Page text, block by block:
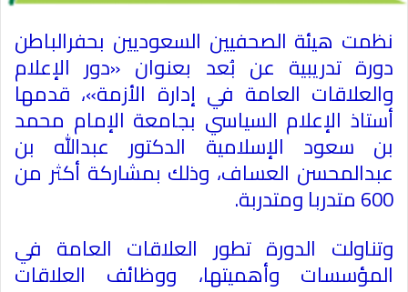
نظمت هيئة الصحفيين السعوديين بحفرالباطن
دورة تدريبية عن بُعد بعنوان «دور الإعلام
والعلاقات العامة في إدارة الأزمة»، قدمها
أستاذ الإعلام السياسي بجامعة الإمام محمد
بن سعود الإسلامية الدكتور عبدالله بن
عبدالمحسن العساف، وذلك بمشاركة أكثر من
600 متدربا ومتدربة
.
وتناولت الدورة تطور العلاقات العامة في
المؤسسات وأهميتها، ووظائف العلاقات